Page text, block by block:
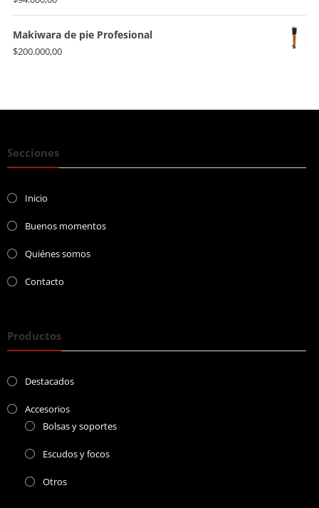
Makiwara de pie Profesional
$200.000,00
Secciones
Inicio
Buenos momentos
Quiénes somos
Contacto
Productos
Destacados
Accesorios
Bolsas y soportes
Escudos y focos
Otros